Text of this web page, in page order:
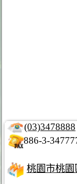
(03)3478888
886-3-
桃園市桃園